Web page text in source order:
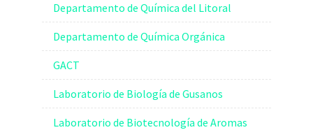
Departamento de Química del Litoral
Departamento de Química Orgánica
GACT
Laboratorio de Biología de Gusanos
Laboratorio de Biotecnología de Aromas